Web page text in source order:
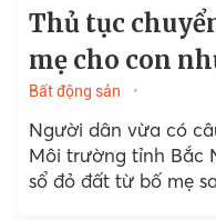
Thủ tục
mẹ cho con
Bất động sản
Người dân vừa có
Môi trường tỉnh Bắc
sổ đỏ đất từ bố mẹ